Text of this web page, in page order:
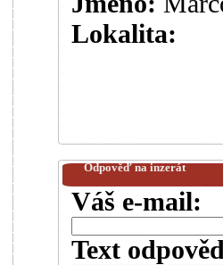
Lokalita:
Odpověď na inzerát
Váš e-mail:
Text